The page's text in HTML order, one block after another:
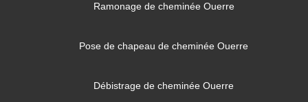
Ramonage de cheminée Ouerre
Pose de chapeau de cheminée Ouerre
Débistrage de cheminée Ouerre